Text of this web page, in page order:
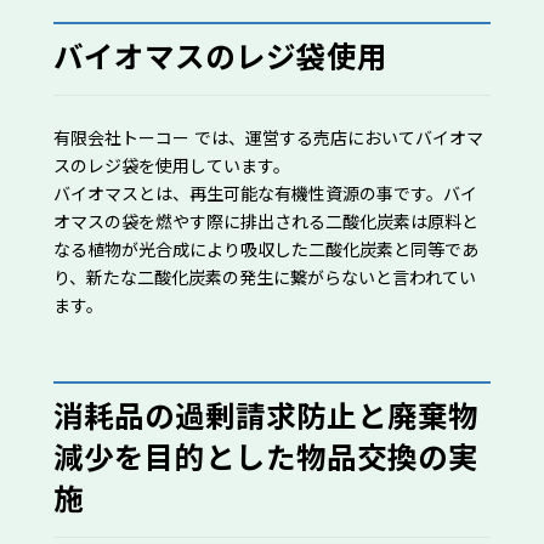
バイオマスのレジ袋使用
有限会社トーコー では、運営する売店においてバイオマ
スのレジ袋を使用しています。
バイオマスとは、再生可能な有機性資源の事です。バイ
オマスの袋を燃やす際に排出される二酸化炭素は原料と
なる植物が光合成により吸収した二酸化炭素と同等であ
り、新たな二酸化炭素の発生に繋がらないと言われてい
ます。
消耗品の過剰請求防止と廃棄物
減少を目的とした物品交換の実
施